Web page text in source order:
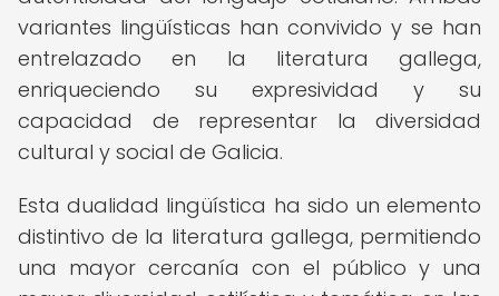
variantes lingüísticas han convivido y se han
entrelazado en la literatura gallega,
enriqueciendo su expresividad y su
capacidad de representar la diversidad
cultural y social de Galicia.
Esta dualidad lingüística ha sido un elemento
distintivo de la literatura gallega, permitiendo
una mayor cercanía con el público y una